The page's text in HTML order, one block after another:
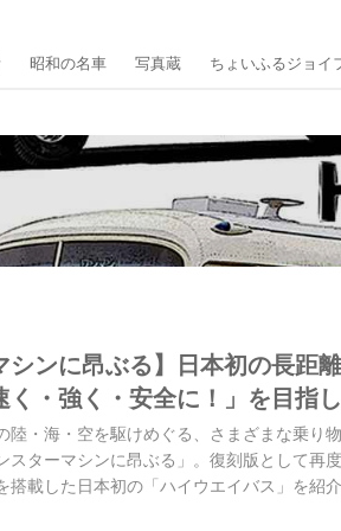
昭和の名車 写真蔵 ちょいふるジョイ
シンに昂ぶる】日本初の長距
く・強く・安全に！」を目指
陸・海・空を駆けめぐる、さまざまな乗り
スターマシンに昂ぶる」。復刻版として再
搭載した日本初の「ハイウエイバス」を紹
です）